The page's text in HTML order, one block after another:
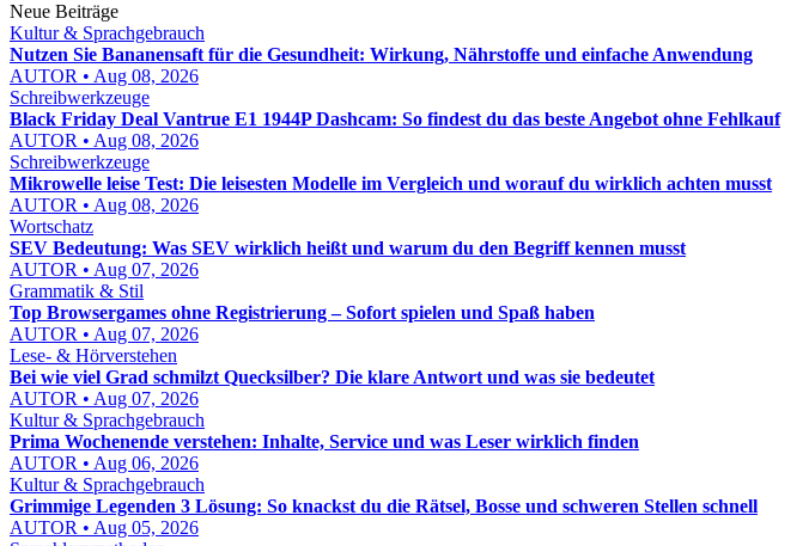
Neue Beiträge
Kultur & Sprachgebrauch
Nutzen Sie Bananensaft für die Gesundheit: Wirkung, Nährstoffe und einfache Anwendung
AUTOR • Aug 08, 2026
Schreibwerkzeuge
Black Friday Deal Vantrue E1 1944P Dashcam: So findest du das beste Angebot ohne Fehlkauf
AUTOR • Aug 08, 2026
Schreibwerkzeuge
Mikrowelle leise Test: Die leisesten Modelle im Vergleich und worauf du wirklich achten musst
AUTOR • Aug 08, 2026
Wortschatz
SEV Bedeutung: Was SEV wirklich heißt und warum du den Begriff kennen musst
AUTOR • Aug 07, 2026
Grammatik & Stil
Top Browsergames ohne Registrierung – Sofort spielen und Spaß haben
AUTOR • Aug 07, 2026
Lese- & Hörverstehen
Bei wie viel Grad schmilzt Quecksilber? Die klare Antwort und was sie bedeutet
AUTOR • Aug 07, 2026
Kultur & Sprachgebrauch
Prima Wochenende verstehen: Inhalte, Service und was Leser wirklich finden
AUTOR • Aug 06, 2026
Kultur & Sprachgebrauch
Grimmige Legenden 3 Lösung: So knackst du die Rätsel, Bosse und schweren Stellen schnell
AUTOR • Aug 05, 2026